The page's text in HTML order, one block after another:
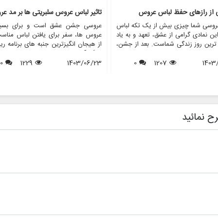
از رازهای حفظ لباس عروس
شما چیزی بیش از یک تکه لباس
نمادی گرامی از عشق، تعهد و به یاد
ترین روز زندگی شماست. بعد از جشن،
که با لباس عروسم چه کنم؟ در حالی
به زیبایی روزی که آن را پوشیده اید،
ماند. همچنین نشان خواهیم داد که
1207
0
تاثیر لباس عروس سلبریتی ها بر مد
عروسی جشن عشق است و برای
عروس ها، سفر برای یافتن لباس
از هیجان انگیزترین جنبه های برنامه
بزرگ آنهاست. در طول سال ها،
افراد مشهور نقش مهمی در شکل دهی به
های عروسی افراد مشهور بر مد
1403/06/23
1229
0
نمائید